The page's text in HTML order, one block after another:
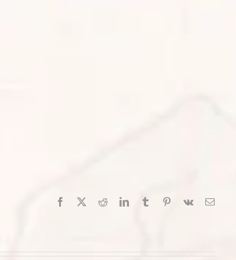
Facebook RedditLinkedInTumblr Pinterest
Vk
Correo